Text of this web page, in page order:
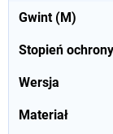
Gwint (M)
Stopień ochrony
Wersja
Materiał